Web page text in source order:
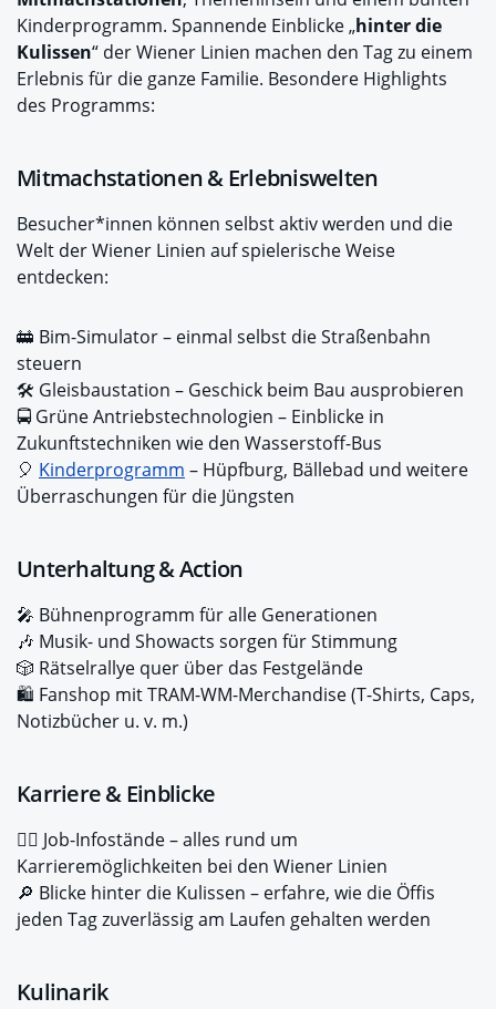
Kinderprogramm. Spannende Einblicke „hinter die
Kulissen“ der Wiener Linien machen den Tag zu einem
Erlebnis für die ganze Familie. Besondere Highlights
des Programms:
Mitmachstationen & Erlebniswelten
Besucher*innen können selbst aktiv werden und die
Welt der Wiener Linien auf spielerische Weise
entdecken:
🚋 Bim-Simulator – einmal selbst die Straßenbahn
steuern
🛠️ Gleisbaustation – Geschick beim Bau ausprobieren
🚍 Grüne Antriebstechnologien – Einblicke in
Zukunftstechniken wie den Wasserstoff-Bus
🎈 Kinderprogramm – Hüpfburg, Bällebad und weitere
Überraschungen für die Jüngsten
Unterhaltung & Action
🎤 Bühnenprogramm für alle Generationen
🎶 Musik- und Showacts sorgen für Stimmung
🎲 Rätselrallye quer über das Festgelände
🛍️ Fanshop mit TRAM-WM-Merchandise (T-Shirts, Caps,
Notizbücher u. v. m.)
Karriere & Einblicke
👩‍✈️ Job-Infostände – alles rund um
Karrieremöglichkeiten bei den Wiener Linien
🔎 Blicke hinter die Kulissen – erfahre, wie die Öffis
jeden Tag zuverlässig am Laufen gehalten werden
Kulinarik